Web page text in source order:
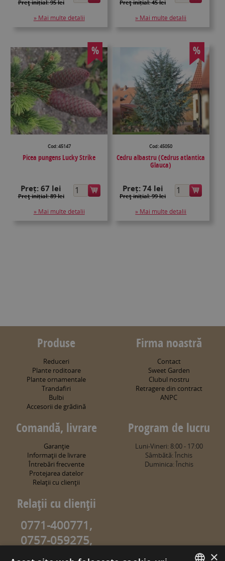
Preţ inițial: 95 lei
» Mai multe detalii
Preţ inițial: 45 lei
» Mai multe detalii
%
Cod: 45147
Picea pungens Lucky Strike
Preț:67 lei
Preţ inițial: 89 lei
» Mai multe detalii
%
Cod: 45050
Cedru albastru (Cedrus atlantica
Glauca)
Preț: 74 lei
Preţ inițial: 99 lei
» Mai multe detalii
Produse
Reduceri
Plante roditoare
Plante ornamentale
Trandafiri
Bulbi
Accesorii de grădină
Firma noastră
Contact
Sweet Garden
Clubul nostru
Retragere din contract
ANPC
Comandă, livrare
Garanţie
Informaţii de livrare
Întrebări frecvente
Protejarea datelor
Relaţii cu clienţii
Program de lucru
Luni-Vineri: 8:00 - 17:00
Sâmbătă: Închis
Duminica: Închis
Relaţii cu clienţii
0771-400771,
0757-059275,
0757-059274
×